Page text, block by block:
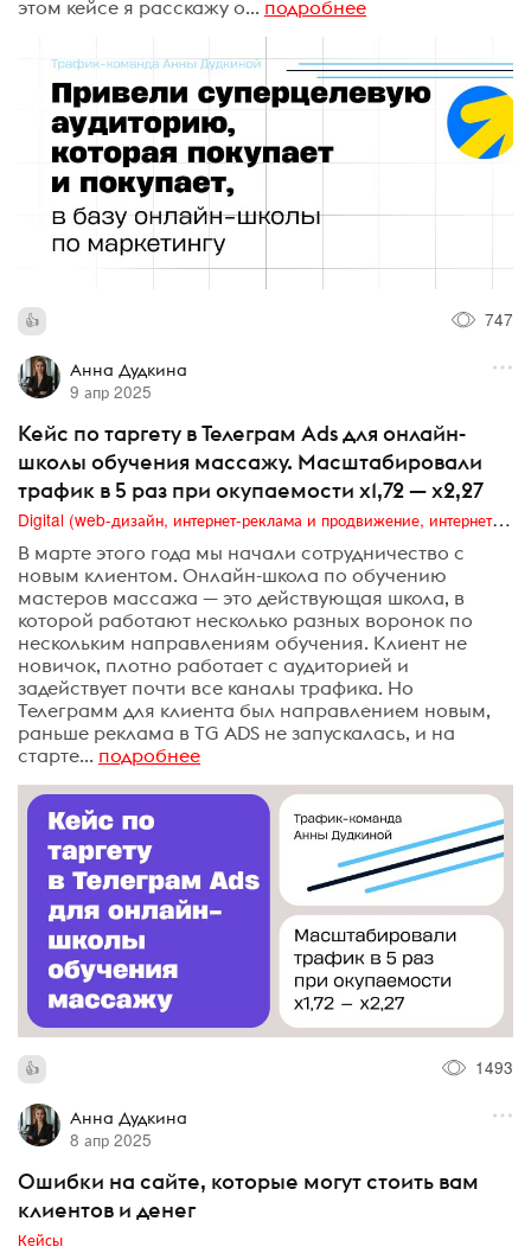
этом кейсе я расскажу о... подробнее
747
Анна Дудкина
9 апр 2025
Кейс по таргету в Телеграм Ads для онлайн-
школы обучения массажу. Масштабировали
трафик в 5 раз при окупаемости х1,72 — х2,27
Digital (web-дизайн, интернет-реклама и продвижение, интернет-сообщества и блоги, интернет-коммуникации, мобильный маркетинг, реклама на цифровых экранах)
В марте этого года мы начали сотрудничество с
новым клиентом. Онлайн-школа по обучению
мастеров массажа — это действующая школа, в
которой работают несколько разных воронок по
нескольким направлениям обучения. Клиент не
новичок, плотно работает с аудиторией и
задействует почти все каналы трафика. Но
Телеграмм для клиента был направлением новым,
раньше реклама в TG ADS не запускалась, и на
старте... подробнее
1493
Анна Дудкина
8 апр 2025
Ошибки на сайте, которые могут стоить вам
клиентов и денег
Кейсы